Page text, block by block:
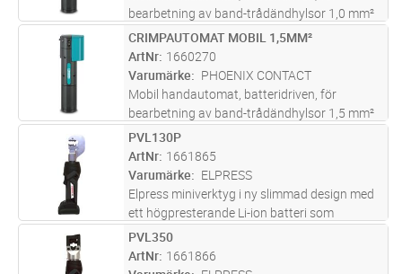
bearbetning av band-trådändhylsor 1,0 mm²
med funktionsända, avsedd för PVC-isolerade
kablar (H07V-K), inkl. batteri, laddare, en
trådändhylsremsa på 1,0 mm² och
ST Lägg i kundvagn
CRIMPAUTOMAT MOBIL 1,5MM²
ArtNr 1660270
Varumärke
PHOENIX CONTACT
Mobil handautomat, batteridriven, för
bearbetning av band-trådändhylsor 1,5 mm²
med funktionsända, avsedd för PVC-isolerade
kablar (H07V-K), inkl. batteri, laddare, en
trådändhylsremsa på 1,5 mm² och
ST Lägg i kundvagn
PVL130P
ArtNr 1661865
Varumärke
ELPRESS
Elpress miniverktyg i ny slimmad design med
ett högpresterande Li-ion batteri som
effektiviserar arbetet genom förbättrad
batterikapacitet.Presskraft max 13 kN. 1st Li-
ion batteri och laddare medfölj
ST
PVL350
ArtNr 1661866